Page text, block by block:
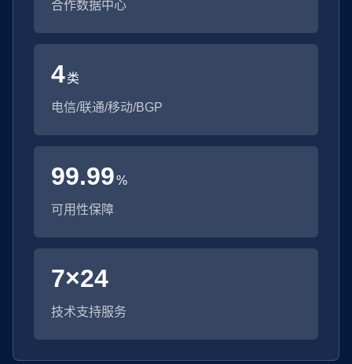
合作数据中心
4类
电信/联通/移动/BGP
99.99%
可用性保障
7×24
技术支持服务